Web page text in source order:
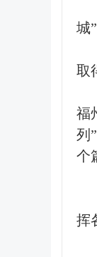
城
取
福
列
个
挥